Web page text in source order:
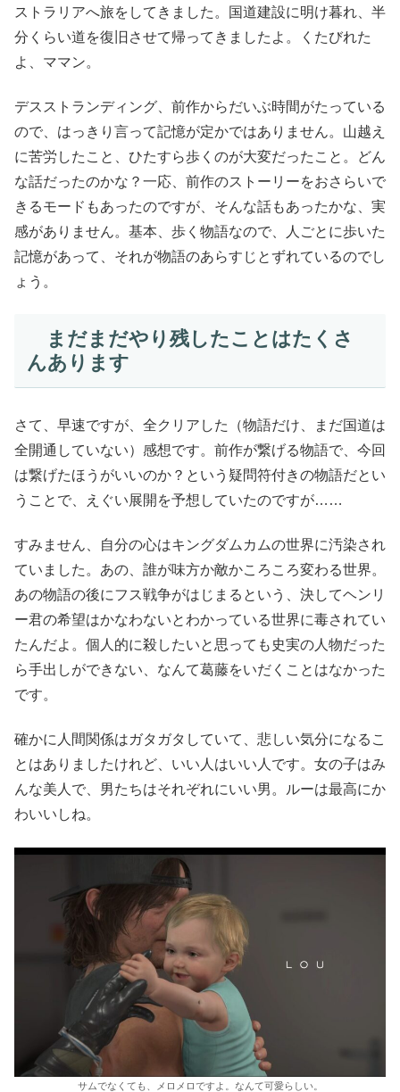
ストラリアへ旅をしてきました。国道建設に明け暮れ、半
分くらい道を復旧させて帰ってきましたよ。くたびれた
よ、ママン。
デスストランディング、前作からだいぶ時間がたっている
ので、はっきり言って記憶が定かではありません。山越え
に苦労したこと、ひたすら歩くのが大変だったこと。どん
な話だったのかな？一応、前作のストーリーをおさらいで
きるモードもあったのですが、そんな話もあったかな、実
感がありません。基本、歩く物語なので、人ごとに歩いた
記憶があって、それが物語のあらすじとずれているのでし
ょう。
まだまだやり残したことはたくさ
んあります
さて、早速ですが、全クリアした（物語だけ、まだ国道は
全開通していない）感想です。前作が繋げる物語で、今回
は繋げたほうがいいのか？という疑問符付きの物語だとい
うことで、えぐい展開を予想していたのですが……
すみません、自分の心はキングダムカムの世界に汚染され
ていました。あの、誰が味方か敵かころころ変わる世界。
あの物語の後にフス戦争がはじまるという、決してヘンリ
ー君の希望はかなわないとわかっている世界に毒されてい
たんだよ。個人的に殺したいと思っても史実の人物だった
ら手出しができない、なんて葛藤をいだくことはなかった
です。
確かに人間関係はガタガタしていて、悲しい気分になるこ
とはありましたけれど、いい人はいい人です。女の子はみ
んな美人で、男たちはそれぞれにいい男。ルーは最高にか
わいいしね。
サムでなくても、メロメロですよ。なんて可愛らしい。